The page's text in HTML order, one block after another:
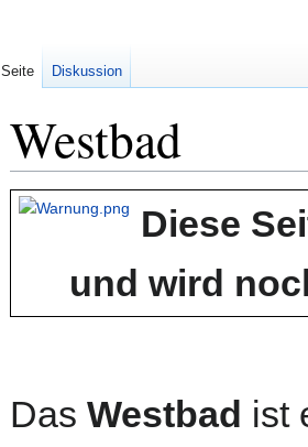
Westbad
Zur
Zur
Diese
und wird
Das Westbad ist
Seite Diskussion